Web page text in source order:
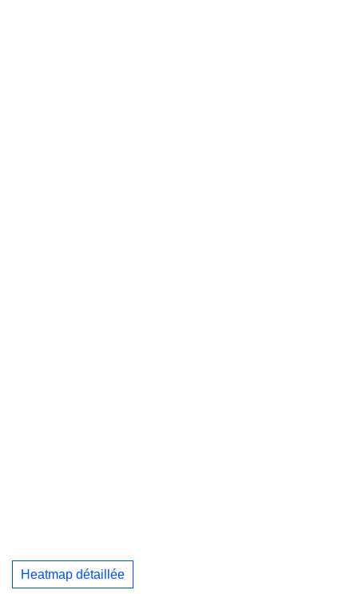
Heatmap détaillée